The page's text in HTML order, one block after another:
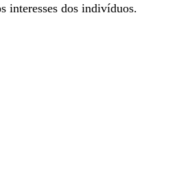
interesses dos indivíduos.